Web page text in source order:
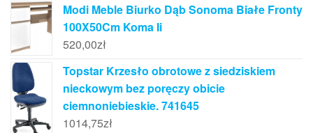
Modi Meble Biurko Dąb Sonoma Białe Fronty
100X50Cm Koma Ii
520,00zł
Topstar Krzesło obrotowe z siedziskiem
nieckowym bez poręczy obicie
ciemnoniebieskie. 741645
1014,75zł